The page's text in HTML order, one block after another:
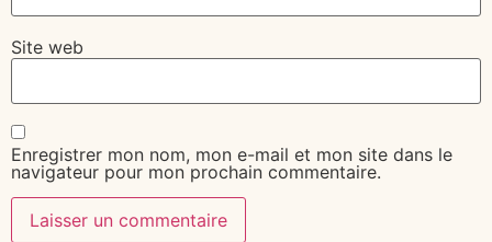
Site web
Enregistrer mon nom, mon e-mail et mon site dans le
navigateur pour mon prochain commentaire.